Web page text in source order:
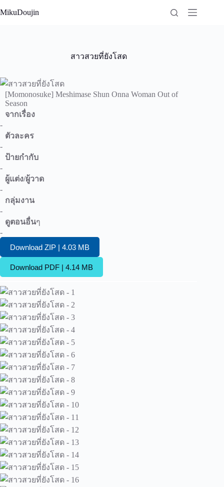
to
MikuDoujin
สาวสวยที่ยังโสด
[Momonosuke] Meshimase Shun Onna Woman Out of
Season
จากเรื่อง
-
ตัวละคร
-
ป้ายกำกับ
-
ผู้แต่ง/ผู้วาด
-
กลุ่มงาน
-
ดูตอนอื่นๆ
-
Download ZIP | 4.03 MB
Download PDF | 4.14 MB